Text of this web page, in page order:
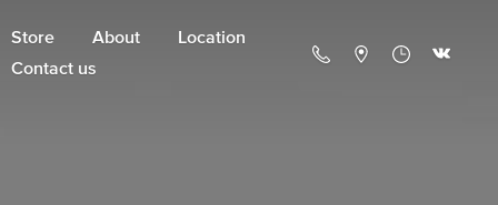
Store About
Location
Contact us